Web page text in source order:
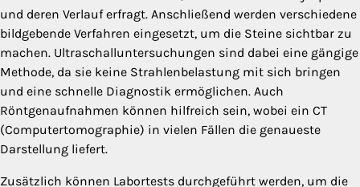
und deren Verlauf erfragt. Anschließend werden verschiedene
bildgebende Verfahren eingesetzt, um die Steine sichtbar zu
machen. Ultraschalluntersuchungen sind dabei eine gängige
Methode, da sie keine Strahlenbelastung mit sich bringen
und eine schnelle Diagnostik ermöglichen. Auch
Röntgenaufnahmen können hilfreich sein, wobei ein CT
(Computertomographie) in vielen Fällen die genaueste
Darstellung liefert.
Zusätzlich können Labortests durchgeführt werden, um die